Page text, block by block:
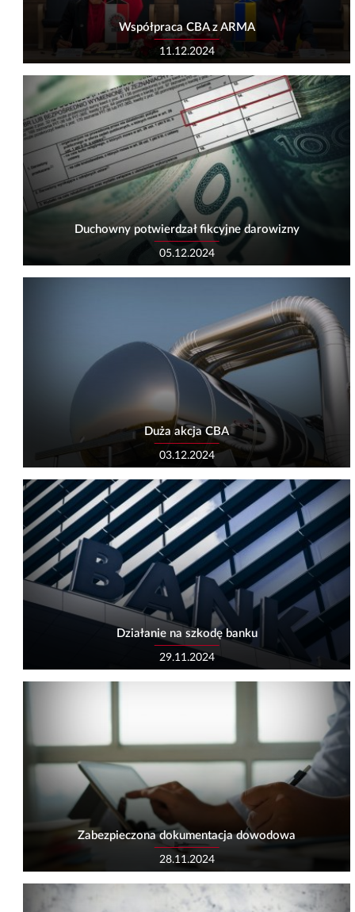
Współpraca CBA z ARMA
11.12.2024
Duchowny potwierdzał fikcyjne darowizny
05.12.2024
Duża akcja CBA
03.12.2024
Działanie na szkodę banku
29.11.2024
Zabezpieczona dokumentacja dowodowa
28.11.2024